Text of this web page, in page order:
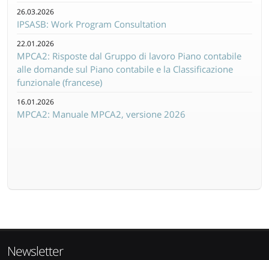
26.03.2026
IPSASB: Work Program Consultation
22.01.2026
MPCA2: Risposte dal Gruppo di lavoro Piano contabile
alle domande sul Piano contabile e la Classificazione
funzionale (francese)
16.01.2026
MPCA2: Manuale MPCA2, versione 2026
Newsletter